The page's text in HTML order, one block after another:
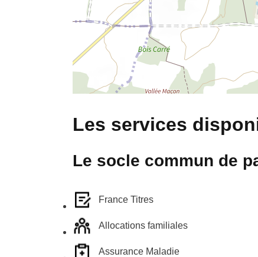
Les services
Le socle commun de
France Titres
Allocations familiales
Assurance Maladie